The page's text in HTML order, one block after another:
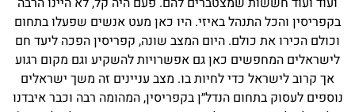
בקפריסין והכל התנהל באיזי. היו כאן מעט אנשים שפעלו בתחום
וכולם הכירו את כולם. היום המצב שונה, קפריסין הפכה ליעד חם
לישראלים המחפשים כאן גם אפשרויות להשקיע וגם מקום רגוע
אך קרוב לישראל כדי לחיות בו. מצב עניינים זה משך ישראלים
נוספים לעסוק בתחום הנדל״ן בקפריסין, המהומה רבה וכבר איבדנו